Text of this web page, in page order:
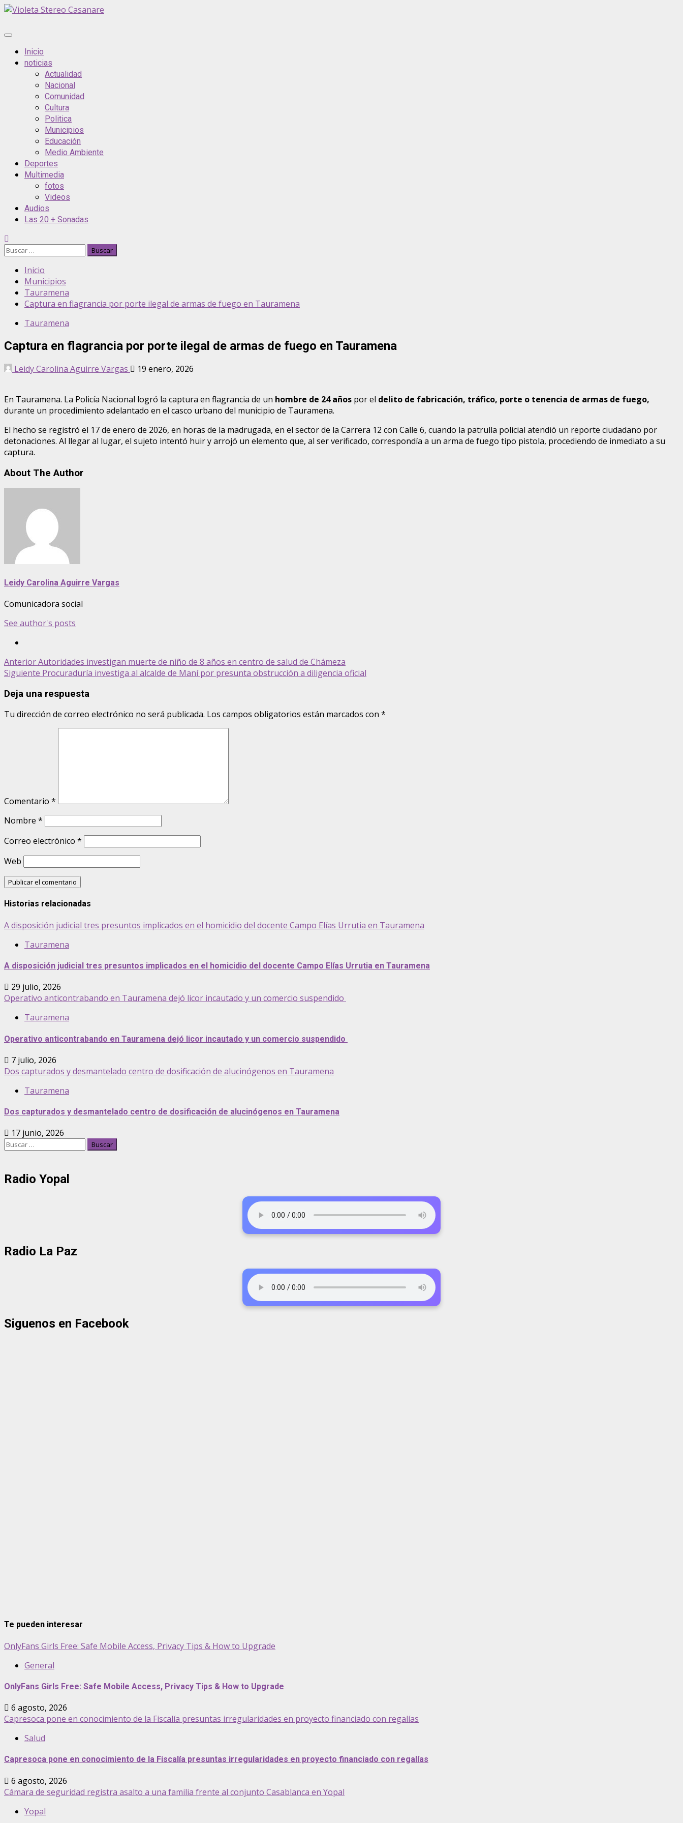
Saltar
contenido
Menú
principalInicio
noticias
Actualidad
Nacional
Comunidad
Cultura
Politica
Municipios
Educación
Medio Ambiente
Deportes
Multimedia
fotos
Videos
Audios
Las 20 + Sonadas
Buscar:
Inicio
Municipios
Tauramena
Captura en flagrancia por porte ilegal de armas de fuego en Tauramena
Tauramena
Captura en flagrancia por porte ilegal de armas de fuego en Tauramena
Leidy Carolina Aguirre Vargas 19 enero, 2026
En Tauramena. La Policía Nacional logró la captura en flagrancia de un hombre de 24 años por el delito de fabricación, tráfico, porte o tenencia de armas de fuego,
durante un procedimiento adelantado en el casco urbano del municipio de Tauramena.
El hecho se registró el 17 de enero de 2026, en horas de la madrugada, en el sector de la Carrera 12 con Calle 6, cuando la patrulla policial atendió un reporte ciudadano por
detonaciones. Al llegar al lugar, el sujeto intentó huir y arrojó un elemento que, al ser verificado, correspondía a un arma de fuego tipo pistola, procediendo de inmediato a su
captura.
About The Author
Leidy Carolina Aguirre Vargas
Comunicadora social
See author's posts
Post
navigation
AnteriorAutoridades investigan muerte de niño de 8 años en centro de salud de Chámeza
Siguiente Procuraduría investiga al alcalde de Maní por presunta obstrucción a diligencia oficial
Deja una respuesta
Tu dirección de correo electrónico no será publicada. Los campos obligatorios están marcados con *
Comentario *
Nombre *
Correo electrónico *
Web
Historias relacionadas
A disposición judicial tres presuntos implicados en el homicidio del docente Campo Elías Urrutia en Tauramena
Tauramena
A disposición judicial tres presuntos implicados en el homicidio del docente Campo Elías Urrutia en Tauramena
29 julio, 2026
Operativo anticontrabando en Tauramena dejó licor incautado y un comercio suspendido
Tauramena
Operativo anticontrabando en Tauramena dejó licor incautado y un comercio suspendido
7 julio, 2026
Dos capturados y desmantelado centro de dosificación de alucinógenos en Tauramena
Tauramena
Dos capturados y desmantelado centro de dosificación de alucinógenos en Tauramena
17 junio, 2026
Buscar:
Radio Yopal
Radio La Paz
Siguenos en Facebook
Te pueden interesar
OnlyFans Girls Free: Safe Mobile Access, Privacy Tips & How to Upgrade
General
OnlyFans Girls Free: Safe Mobile Access, Privacy Tips & How to Upgrade
6 agosto, 2026
Capresoca pone en conocimiento de la Fiscalía presuntas irregularidades en proyecto financiado con regalías
Salud
Capresoca pone en conocimiento de la Fiscalía presuntas irregularidades en proyecto financiado con regalías
6 agosto, 2026
Cámara de seguridad registra asalto a una familia frente al conjunto Casablanca en Yopal
Yopal